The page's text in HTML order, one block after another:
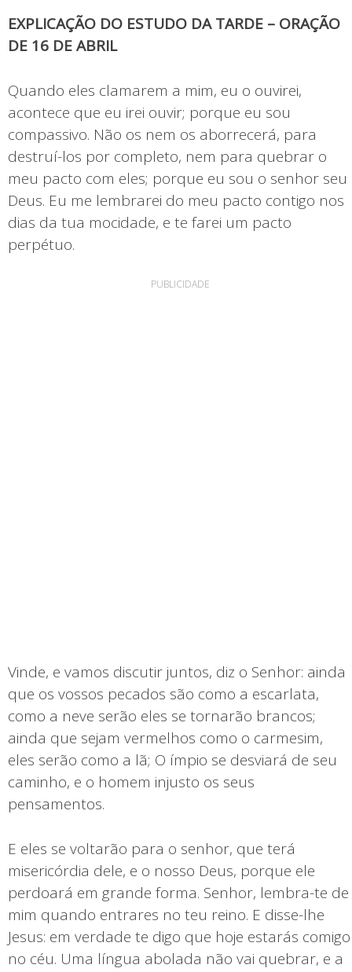
EXPLICAÇÃO DO ESTUDO DA TARDE – ORAÇÃO
DE 16 DE ABRIL
Quando eles clamarem a mim, eu o ouvirei,
acontece que eu irei ouvir; porque eu sou
compassivo. Não os nem os aborrecerá, para
destruí-los por completo, nem para quebrar o
meu pacto com eles; porque eu sou o senhor seu
Deus. Eu me lembrarei do meu pacto contigo nos
dias da tua mocidade, e te farei um pacto
perpétuo.
PUBLICIDADE
Vinde, e vamos discutir juntos, diz o Senhor: ainda
que os vossos pecados são como a escarlata,
como a neve serão eles se tornarão brancos;
ainda que sejam vermelhos como o carmesim,
eles serão como a lã; O ímpio se desviará de seu
caminho, e o homem injusto os seus
pensamentos.
E eles se voltarão para o senhor, que terá
misericórdia dele, e o nosso Deus, porque ele
perdoará em grande forma. Senhor, lembra-te de
mim quando entrares no teu reino. E disse-lhe
Jesus: em verdade te digo que hoje estarás comigo
no céu. Uma língua abolada não vai quebrar, e a